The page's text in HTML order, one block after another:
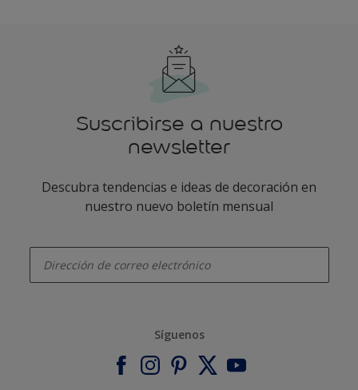
Suscribirse a nuestro
newsletter
Descubra tendencias e ideas de decoración en
nuestro nuevo boletín mensual
Síguenos